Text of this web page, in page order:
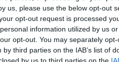
us, please use the below opt-out
opt-out request is processed
information utilized by us
opt-out. You may separately
third parties on the IAB’s list of
by us to third parties on the